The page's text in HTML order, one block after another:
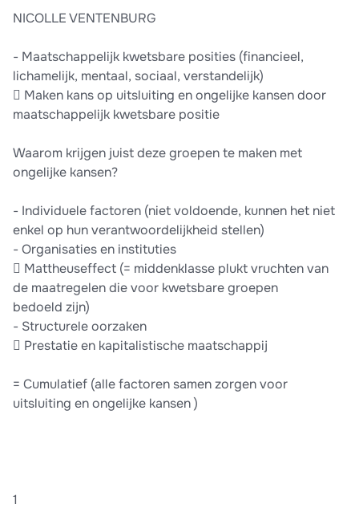
NICOLLE VENTENBURG
- Maatschappelijk kwetsbare posities (financieel,
lichamelijk, mentaal, sociaal, verstandelijk)
 Maken kans op uitsluiting en ongelijke kansen door
maatschappelijk kwetsbare positie
Waarom krijgen juist deze groepen te maken met
ongelijke kansen?
- Individuele factoren (niet voldoende, kunnen het niet
enkel op hun verantwoordelijkheid stellen)
- Organisaties en instituties
 Mattheuseffect (= middenklasse plukt vruchten van
de maatregelen die voor kwetsbare groepen
bedoeld zijn)
- Structurele oorzaken
 Prestatie en kapitalistische maatschappij
= Cumulatief (alle factoren samen zorgen voor
uitsluiting en ongelijke kansen )
1